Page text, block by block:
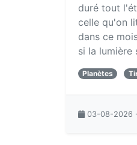
duré tout
celle qu'on
dans ce
si la lumière
Planètes
03-08-2026 -